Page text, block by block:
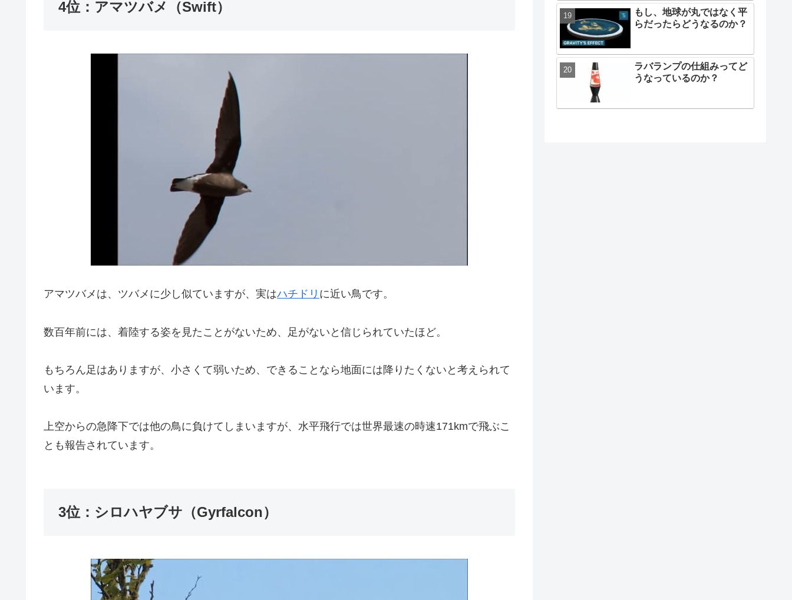
中で捕らえ、時には食べることさえできる。
チゴハヤブサは飛行速度が時速161キロメートルに達することもあるといわれています。
4位：アマツバメ（Swift）
数百年前には、着陸する姿を見たことがないため、足がないと信じられていたほど。
【保存版】小麦粉がダマに
ならないコツ・できたダマ
ヴェポラップの効果は風邪
だけじゃない！驚くべき使